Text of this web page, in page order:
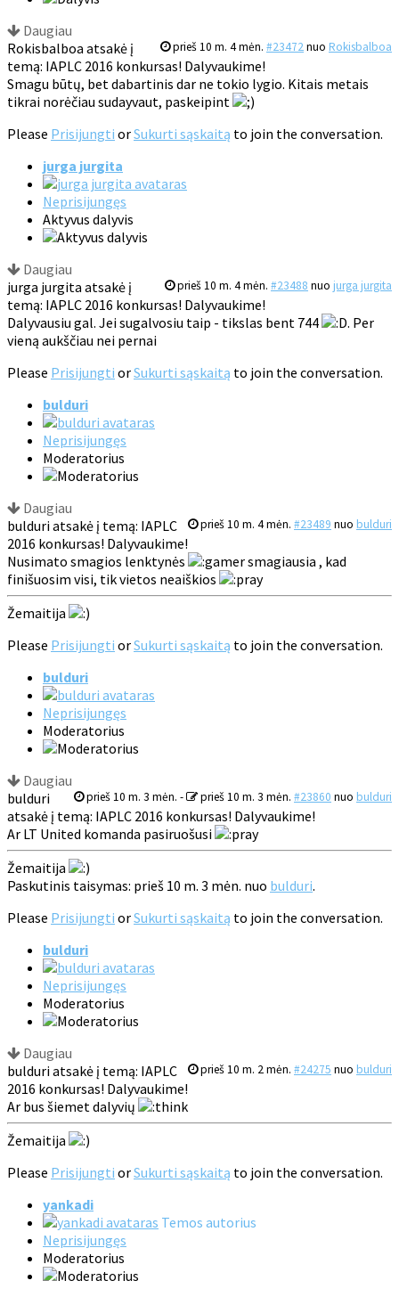
Daugiau
prieš 10 m. 4 mėn. #23472nuo Rokisbalboa
Rokisbalboa atsakė į
temą: IAPLC 2016 konkursas! Dalyvaukime!
Smagu būtų, bet dabartinis dar ne tokio lygio. Kitais metais
tikrai norėčiau sudayvaut, paskeipint
Please Prisijungti orSukurti sąskaitą to join the conversation.
jurga jurgita
Neprisijungęs
Aktyvus dalyvis
Daugiau
prieš 10 m. 4 mėn. #23488 nuo jurga jurgita
jurga jurgita atsakė į
temą: IAPLC 2016 konkursas! Dalyvaukime!
Dalyvausiu gal. Jei sugalvosiu taip - tikslas bent 744
. Per
vieną aukščiau nei pernai
Please Prisijungti orSukurti sąskaitą to join the conversation.
bulduri
Neprisijungęs
Moderatorius
Daugiau
prieš 10 m. 4 mėn. #23489 nuo bulduri
bulduri atsakė į temą: IAPLC
2016 konkursas! Dalyvaukime!
Nusimato smagios lenktynės
smagiausia , kad
finišuosim visi, tik vietos neaiškios
Žemaitija
Please Prisijungti orSukurti sąskaitą to join the conversation.
bulduri
Neprisijungęs
Moderatorius
Daugiau
prieš 10 m. 3 mėn. - prieš 10 m. 3 mėn. #23860 nuo bulduri
bulduri
atsakė į temą: IAPLC 2016 konkursas! Dalyvaukime!
Ar LT United komanda pasiruošusi
Žemaitija
Paskutinis taisymas: prieš 10 m. 3 mėn. nuo bulduri.
Please Prisijungti orSukurti sąskaitą to join the conversation.
bulduri
Neprisijungęs
Moderatorius
Daugiau
prieš 10 m. 2 mėn. #24275 nuo bulduri
bulduri atsakė į temą: IAPLC
2016 konkursas! Dalyvaukime!
Ar bus šiemet dalyvių
Žemaitija
Please Prisijungti orSukurti sąskaitą to join the conversation.
yankadi
Temos autorius
Neprisijungęs
Moderatorius